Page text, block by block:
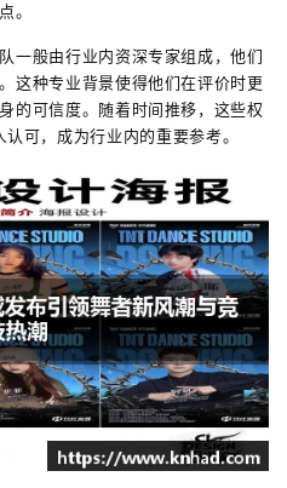
点。
一般由行业内资深专家组成，他们
这种专业背景使得他们在评价时更
的可信度。随着时间推移，这些权
可，成为行业内的重要参考。